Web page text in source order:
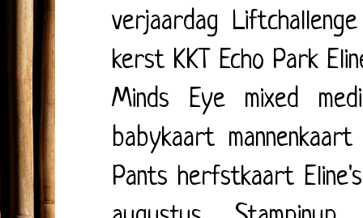
verjaardag Liftchallenge
kerst KKT Echo Park
Minds Eye
mixed
babykaart mannenkaart
Pants herfstkaart